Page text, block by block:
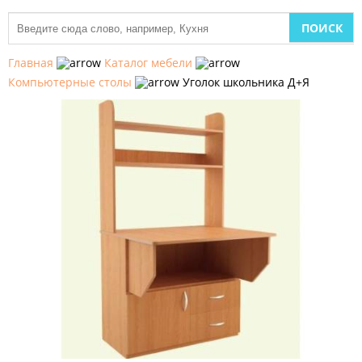
Главная
Каталог мебели
Компьютерные столы
Уголок школьника Д+Я
МЕБЕЛЬ
КУХНИ
ДЕТСКАЯ